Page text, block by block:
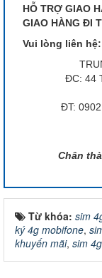
HỖ TRỢ GIAO
GIAO HÀNG ĐI
Vui lòng liên hệ:
ĐC: 44
ĐT:
Chân
Từ khóa: sim
ký 4g mobifone,
khuyến mãi, sim